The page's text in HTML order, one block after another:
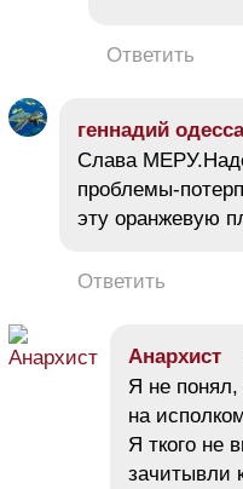
Ответить
геннадий одесса
Слава
проблемы-
эту оранжевую
Ответить
Анархист
Я не понял,
на
Я ткого не
зачитывли